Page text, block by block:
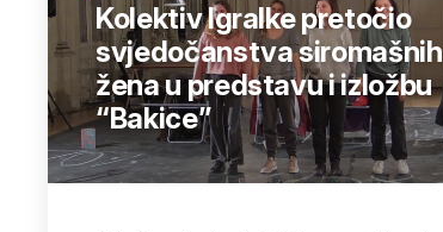
Kolektiv Igralke pretočio
svjedočanstva siromašnih
žena u predstavu i izložbu
“Bakice”